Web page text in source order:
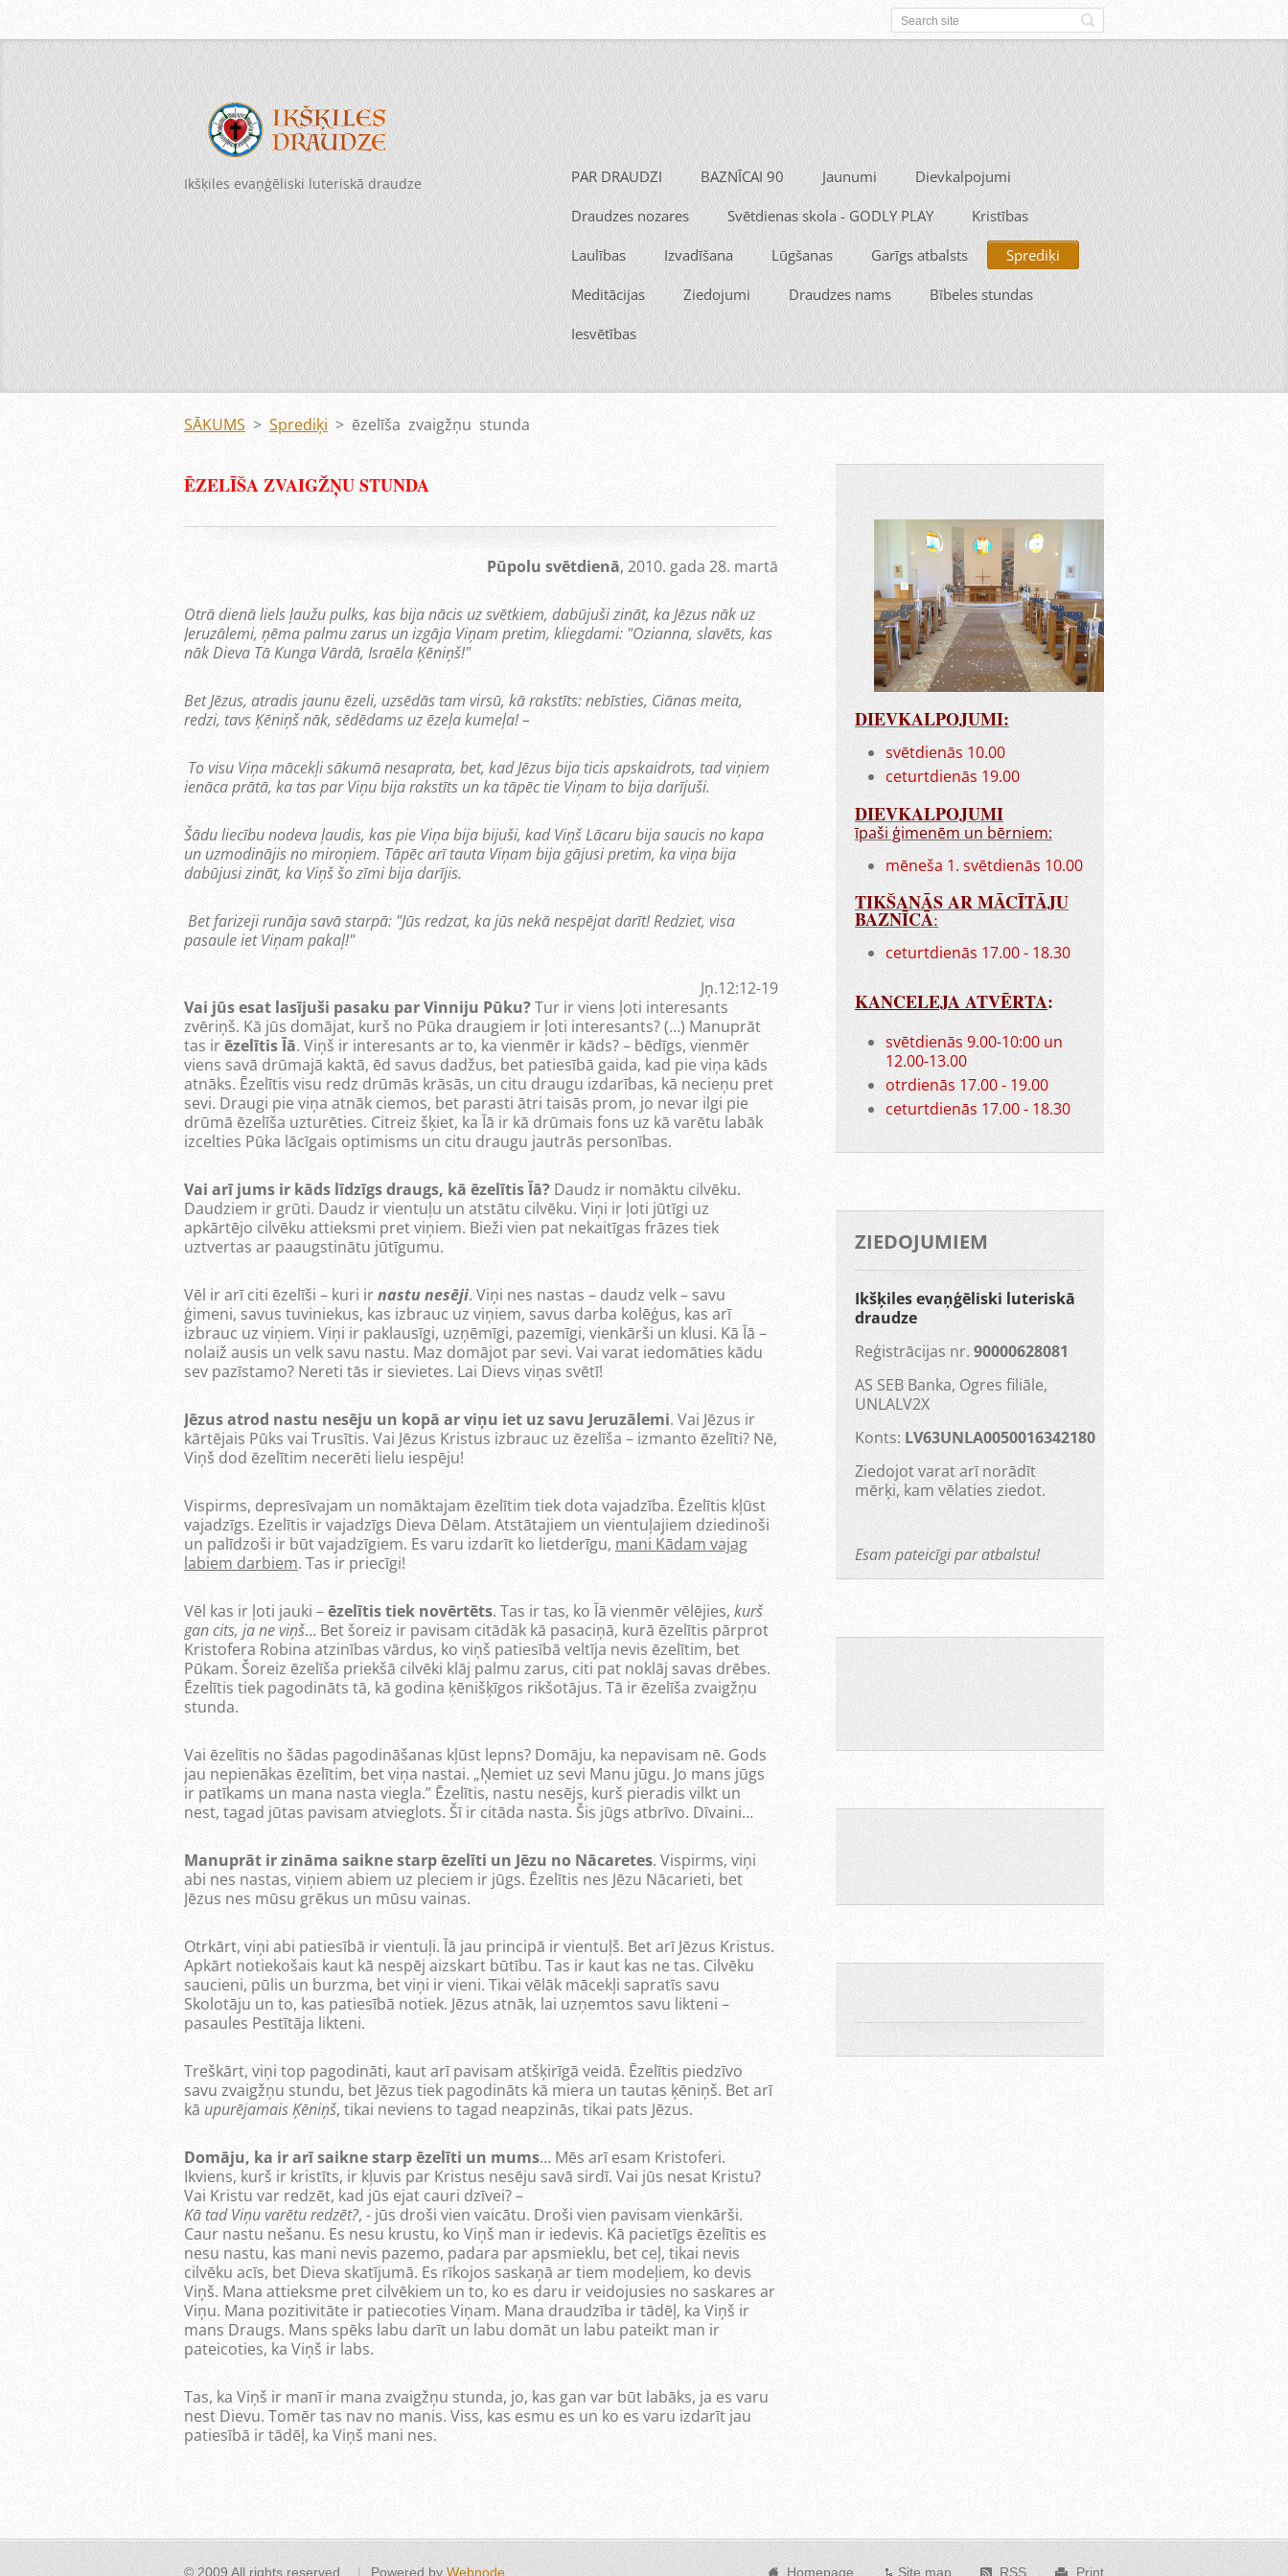
Ikšķiles evaņģēliski luteriskā draudze PAR DRAUDZI BAZNĪCAI 90 Jaunumi Dievkalpojumi
Draudzes nozares Svētdienas skola - GODLY PLAY Kristības
Laulības Izvadīšana Lūgšanas Garīgs atbalsts Sprediķi
Meditācijas Ziedojumi Draudzes nams Bībeles stundas
Iesvētības
SĀKUMS > Sprediķi > ēzelīša zvaigžņu stunda
ĒZELĪŠA ZVAIGŽŅU STUNDA
Pūpolu svētdienā, 2010. gada 28. martā
Otrā dienā liels ļaužu pulks, kas bija nācis uz svētkiem, dabūjuši zināt, ka Jēzus nāk uz
Jeruzālemi, ņēma palmu zarus un izgāja Viņam pretim, kliegdami: "Ozianna, slavēts, kas
nāk Dieva Tā Kunga Vārdā, Israēla Ķēniņš!"
Bet Jēzus, atradis jaunu ēzeli, uzsēdās tam virsū, kā rakstīts: nebīsties, Ciānas meita,
redzi, tavs Ķēniņš nāk, sēdēdams uz ēzeļa kumeļa! –
To visu Viņa mācekļi sākumā nesaprata, bet, kad Jēzus bija ticis apskaidrots, tad viņiem
ienāca prātā, ka tas par Viņu bija rakstīts un ka tāpēc tie Viņam to bija darījuši.
Šādu liecību nodeva ļaudis, kas pie Viņa bija bijuši, kad Viņš Lācaru bija saucis no kapa
un uzmodinājis no miroņiem. Tāpēc arī tauta Viņam bija gājusi pretim, ka viņa bija
dabūjusi zināt, ka Viņš šo zīmi bija darījis.
Bet farizeji runāja savā starpā: "Jūs redzat, ka jūs nekā nespējat darīt! Redziet, visa
pasaule iet Viņam pakaļ!"
Jņ.12:12-19
Vai jūs esat lasījuši pasaku par Vinniju Pūku?Tur ir viens ļoti interesants
zvēriņš. Kā jūs domājat, kurš no Pūka draugiem ir ļoti interesants? (…) Manuprāt
tas irēzelītis Īā. Viņš ir interesants ar to, ka vienmēr ir kāds? – bēdīgs, vienmēr
viens savā drūmajā kaktā, ēd savus dadžus, bet patiesībā gaida, kad pie viņa kāds
atnāks. Ēzelītis visu redz drūmās krāsās, un citu draugu izdarības, kā necieņu pret
sevi. Draugi pie viņa atnāk ciemos, bet parasti ātri taisās prom, jo nevar ilgi pie
drūmā ēzelīša uzturēties. Citreiz šķiet, ka Īā ir kā drūmais fons uz kā varētu labāk
izcelties Pūka lācīgais optimisms un citu draugu jautrās personības.
Vai arī jums ir kāds līdzīgs draugs, kā ēzelītis Īā? Daudz ir nomāktu cilvēku.
Daudziem ir grūti. Daudz ir vientuļu un atstātu cilvēku. Viņi ir ļoti jūtīgi uz
apkārtējo cilvēku attieksmi pret viņiem. Bieži vien pat nekaitīgas frāzes tiek
uztvertas ar paaugstinātu jūtīgumu.
Vēl ir arī citi ēzelīši – kuri irnastu nesēji. Viņi nes nastas – daudz velk – savu
ģimeni, savus tuviniekus, kas izbrauc uz viņiem, savus darba kolēģus, kas arī
izbrauc uz viņiem. Viņi ir paklausīgi, uzņēmīgi, pazemīgi, vienkārši un klusi. Kā Īā –
nolaiž ausis un velk savu nastu. Maz domājot par sevi. Vai varat iedomāties kādu
sev pazīstamo? Nereti tās ir sievietes. Lai Dievs viņas svētī!
Jēzus atrod nastu nesēju un kopā ar viņu iet uz savu Jeruzālemi. Vai Jēzus ir
kārtējais Pūks vai Trusītis. Vai Jēzus Kristus izbrauc uz ēzelīša – izmanto ēzelīti? Nē,
Viņš dod ēzelītim necerēti lielu iespēju!
Vispirms, depresīvajam un nomāktajam ēzelītim tiek dota vajadzība. Ēzelītis kļūst
vajadzīgs. Ezelītis ir vajadzīgs Dieva Dēlam. Atstātajiem un vientuļajiem dziedinoši
un palīdzoši ir būt vajadzīgiem. Es varu izdarīt ko lietderīgu, mani Kādam vajag
labiem darbiem. Tas ir priecīgi!
Vēl kas ir ļoti jauki –ēzelītis tiek novērtēts. Tas ir tas, ko Īā vienmēr vēlējies, kurš
gan cits, ja ne viņš… Bet šoreiz ir pavisam citādāk kā pasaciņā, kurā ēzelītis pārprot
Kristofera Robina atzinības vārdus, ko viņš patiesībā veltīja nevis ēzelītim, bet
Pūkam. Šoreiz ēzelīša priekšā cilvēki klāj palmu zarus, citi pat noklāj savas drēbes.
Ēzelītis tiek pagodināts tā, kā godina ķēnišķīgos rikšotājus. Tā ir ēzelīša zvaigžņu
stunda.
Vai ēzelītis no šādas pagodināšanas kļūst lepns? Domāju, ka nepavisam nē. Gods
jau nepienākas ēzelītim, bet viņa nastai. „Ņemiet uz sevi Manu jūgu. Jo mans jūgs
ir patīkams un mana nasta viegla.” Ēzelītis, nastu nesējs, kurš pieradis vilkt un
nest, tagad jūtas pavisam atvieglots. Šī ir citāda nasta. Šis jūgs atbrīvo. Dīvaini…
Manuprāt ir zināma saikne starp ēzelīti un Jēzu no Nācaretes. Vispirms, viņi
abi nes nastas, viņiem abiem uz pleciem ir jūgs. Ēzelītis nes Jēzu Nācarieti, bet
Jēzus nes mūsu grēkus un mūsu vainas.
Otrkārt, viņi abi patiesībā ir vientuļi. Īā jau principā ir vientuļš. Bet arī Jēzus Kristus.
Apkārt notiekošais kaut kā nespēj aizskart būtību. Tas ir kaut kas ne tas. Cilvēku
saucieni, pūlis un burzma, bet viņi ir vieni. Tikai vēlāk mācekļi sapratīs savu
Skolotāju un to, kas patiesībā notiek. Jēzus atnāk, lai uzņemtos savu likteni –
pasaules Pestītāja likteni.
Treškārt, viņi top pagodināti, kaut arī pavisam atšķirīgā veidā. Ēzelītis piedzīvo
savu zvaigžņu stundu, bet Jēzus tiek pagodināts kā miera un tautas ķēniņš. Bet arī
kā upurējamais Ķēniņš, tikai neviens to tagad neapzinās, tikai pats Jēzus.
Domāju, ka ir arī saikne starp ēzelīti un mums… Mēs arī esam Kristoferi.
Ikviens, kurš ir kristīts, ir kļuvis par Kristus nesēju savā sirdī. Vai jūs nesat Kristu?
Vai Kristu var redzēt, kad jūs ejat cauri dzīvei? –
Kā tad Viņu varētu redzēt?, - jūs droši vien vaicātu. Droši vien pavisam vienkārši.
Caur nastu nešanu. Es nesu krustu, ko Viņš man ir iedevis. Kā pacietīgs ēzelītis es
nesu nastu, kas mani nevis pazemo, padara par apsmieklu, bet ceļ, tikai nevis
cilvēku acīs, bet Dieva skatījumā. Es rīkojos saskaņā ar tiem modeļiem, ko devis
Viņš. Mana attieksme pret cilvēkiem un to, ko es daru ir veidojusies no saskares ar
Viņu. Mana pozitivitāte ir patiecoties Viņam. Mana draudzība ir tādēļ, ka Viņš ir
mans Draugs. Mans spēks labu darīt un labu domāt un labu pateikt man ir
pateicoties, ka Viņš ir labs.
Tas, ka Viņš ir manī ir mana zvaigžņu stunda, jo, kas gan var būt labāks, ja es varu
nest Dievu. Tomēr tas nav no manis. Viss, kas esmu es un ko es varu izdarīt jau
patiesībā ir tādēļ, ka Viņš mani nes.
DIEVKALPOJUMI:
svētdienās 10.00
ceturtdienās 19.00
DIEVKALPOJUMI
īpaši ģimenēm un bērniem:
mēneša 1. svētdienās 10.00
TIKŠANĀS AR MĀCĪTĀJU
BAZNĪCĀ:
ceturtdienās 17.00 - 18.30
KANCELEJA ATVĒRTA:
svētdienās 9.00-10:00 un
12.00-13.00
otrdienās 17.00 - 19.00
ceturtdienās 17.00 - 18.30
ZIEDOJUMIEM
Ikšķiles evaņģēliski luteriskā
draudze
Reģistrācijas nr.90000628081
AS SEB Banka, Ogres filiāle,
UNLALV2X
Konts: LV63UNLA0050016342180
Ziedojot varat arī norādīt
mērķi, kam vēlaties ziedot.
Esam pateicīgi par atbalstu!
© 2009 All rights reserved. Powered by Webnode Homepage Site map RSS Print